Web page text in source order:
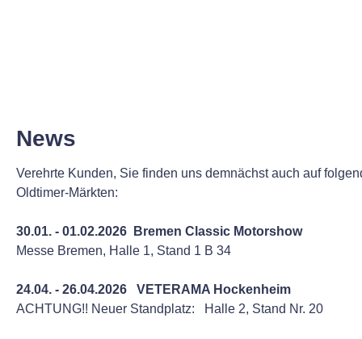
News
Verehrte Kunden, Sie finden uns demnächst auch auf
Oldtimer-Märkten:
30.01. - 01.02.2026 Bremen Classic Motorshow
Messe Bremen, Halle 1, Stand 1 B 34
24.04. - 26.04.2026 VETERAMA Hockenheim
ACHTUNG!! Neuer Standplatz: Halle 2, Stand Nr. 20